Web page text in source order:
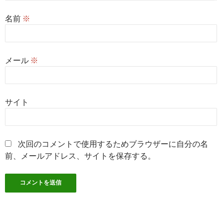
名前 ※
メール ※
サイト
次回のコメントで使用するためブラウザーに自分の名
前、メールアドレス、サイトを保存する。